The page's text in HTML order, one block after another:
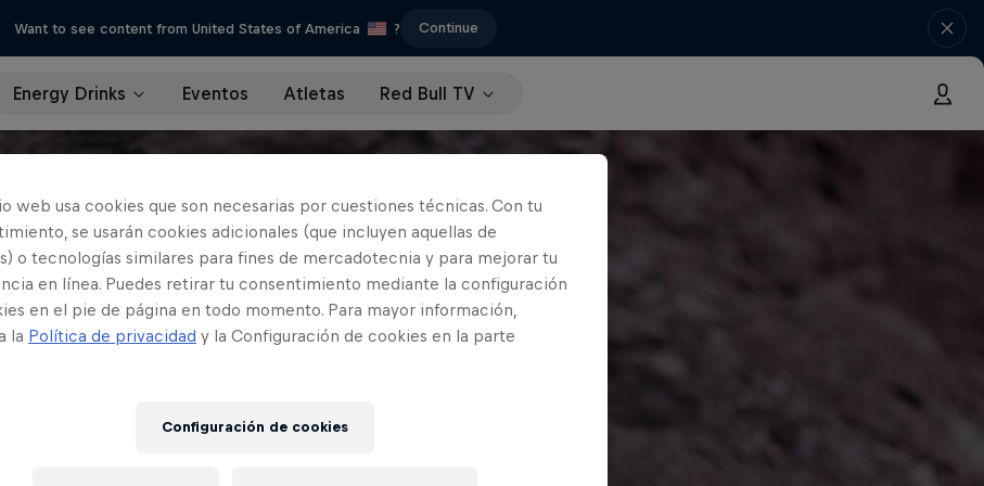
Want to see content from United States of America ? Continue
Energy Drinks Eventos Atletas Red Bull TV
web usa cookies que son necesarias por cuestiones técnicas. Con tu
se usarán cookies adicionales (que incluyen aquellas de
o tecnologías similares para fines de mercadotecnia y para mejorar tu
en línea. Puedes retirar tu consentimiento mediante la configuración
en el pie de página en todo momento. Para mayor información,
la Política de privacidad y la Configuración de cookies en la parte
Configuración de cookies